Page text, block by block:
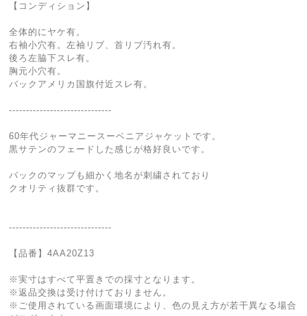
【コンディション】
全体的にヤケ有。
右袖小穴有。左袖リブ、首リブ汚れ有。
後ろ左脇下スレ有。
胸元小穴有。
バックアメリカ国旗付近スレ有。
------------------------------
60年代ジャーマニースーベニアジャケットです。
黒サテンのフェードした感じが格好良いです。
バックのマップも細かく地名が刺繍されており
クオリティ抜群です。
------------------------------
【品番】4AA20Z13
※実寸はすべて平置きでの採寸となります。
※返品交換は受け付けておりません。
※ご使用されている画面環境により、色の見え方が若干異なる場合